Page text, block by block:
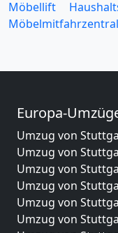
Möbellift
Europa-
Umzug von
Umzug von
Umzug von
Umzug von
Umzug von
Umzug von